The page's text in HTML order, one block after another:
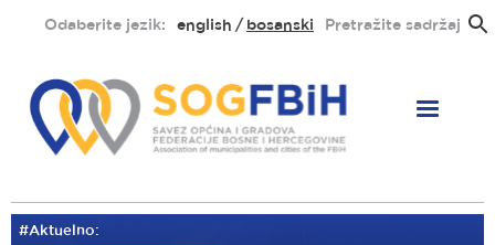
sadržaj
Odaberite jezik: english bosanski Pretražite sadržaj
#Aktuelno: